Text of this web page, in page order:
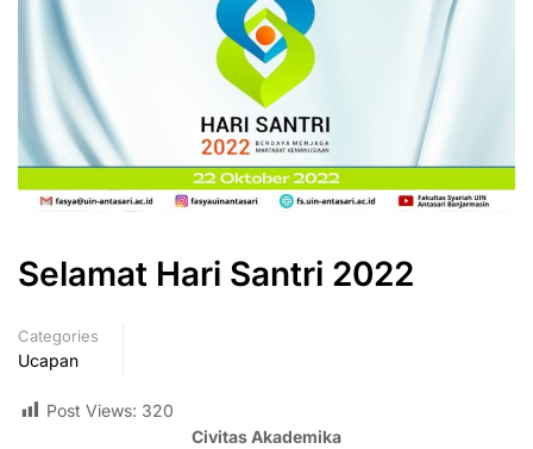
Selamat Hari Santri 2022
Categories
Ucapan
Post Views: 320
Civitas Akademika